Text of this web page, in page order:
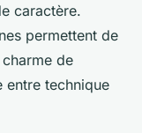
caractère.
permettent de
de
entre technique